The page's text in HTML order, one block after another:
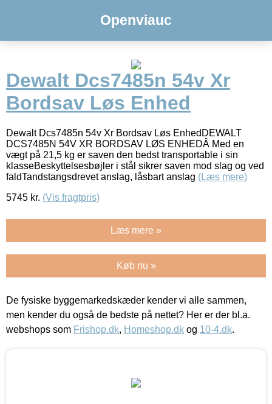
Openviauc
Dewalt Dcs7485n 54v Xr
Bordsav Løs Enhed
Dewalt Dcs7485n 54v Xr Bordsav Løs EnhedDEWALT
DCS7485N 54V XR BORDSAV LØS ENHEDÂ Med en
vægt på 21,5 kg er saven den bedst transportable i sin
klasseBeskyttelsesbøjler i stål sikrer saven mod slag og ved
faldTandstangsdrevet anslag, låsbart anslag (Læs mere)
5745 kr. (Vis fragtpris)
Læs mere »
Køb nu »
De fysiske byggemarkedskæder kender vi alle sammen,
men kender du også de bedste på nettet? Her er der bl.a.
webshops som Frishop.dk, Homeshop.dk og 10-4.dk.